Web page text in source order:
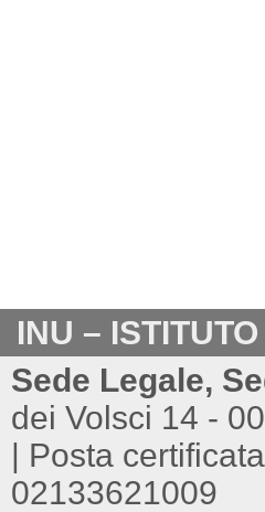
INU –
Sede Legale,
dei Volsci 14 -
| Posta
02133621009